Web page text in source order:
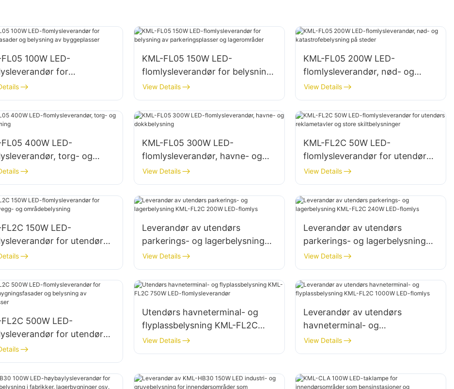
100W LED-
for
og belysning
KML-FL05 150W LED-
flomlysleverandør for belysning
av parkeringsplasser og
lagerområder
View Details
KML-FL05 200W LED-
flomlysleverandør, nød- og
katastrofebelysning på steder
View Details
FL05 400W LED-
torg- og
KML-FL05 300W LED-
flomlysleverandør, havne- og
dokkbelysning
View Details
KML-FL2C 50W LED-
flomlysleverandør for utendørs
reklametavler og store
skiltbelysninger
View Details
150W LED-
for utendørs
og områdebelysning
Leverandør av utendørs
parkerings- og lagerbelysning
KML-FL2C 200W LED-flomlys
View Details
Leverandør av utendørs
parkerings- og lagerbelysning
KML-FL2C 240W LED-flomlys
View Details
500W LED-
for utendørs
og belysning
Utendørs havneterminal- og
flyplassbelysning KML-FL2C
750W LED-flomlysleverandør
View Details
Leverandør av utendørs
havneterminal- og
flyplassbelysning KML-FL2C
1000W LED-flomlys
View Details